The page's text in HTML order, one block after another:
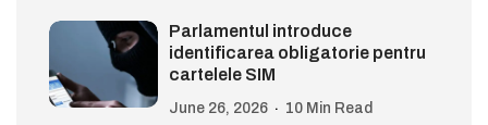
Parlamentul introduce
identificarea obligatorie pentru
cartelele SIM
June 26, 2026 10 Min Read